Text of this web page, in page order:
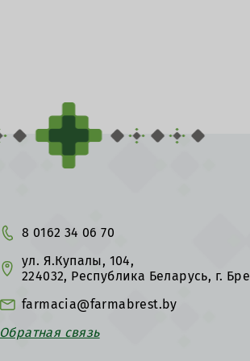
8 0162 34 06 70
ул. Я.Купалы, 104,
224032, Республика Беларусь, г.
farmacia@farmabrest.by
Обратная связь